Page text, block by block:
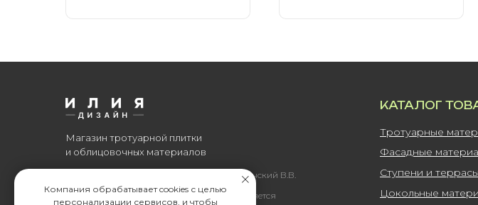
Информация, размещенная на сайте, не является
Все права защищены. © 2006-2026. ИП Ильинский В.В.
Магазин тротуарной плитки
и облицовочных материалов
КАТАЛОГ
Тротуарные
Цокольные
Ступени и террасы
Фасадные
Компания обрабатывает cookies с целью
персонализации сервисов, и чтобы